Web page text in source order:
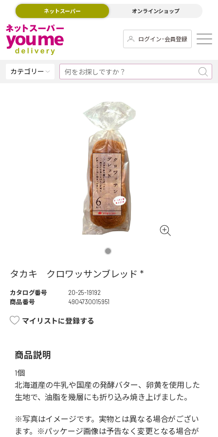
ネットスーパー オンラインショップ
ログイン･会員登録
カテゴリー
タカキ クロワッサンブレッド *
カタログ番号
20-25-19192
商品番号
4904730015951
マイリストに登録する
商品説明
1個
北海道産の牛乳や国産の発酵バター、卵黄を使用した
生地で、油脂を幾層にも折り込み焼き上げました。
※写真はイメージです。実物とは異なる場合がござい
ます。※パッケージ画像は予告なく変更となる場合が